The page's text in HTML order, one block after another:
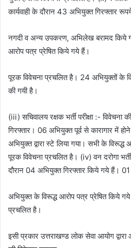
कार्यवाही के दौरान 43 अभियुक्त गिरफ्तार
नगदी व अन्य उपकरण, अभिलेख बरामद
आरोप पत्र प्रेषित किये गये हैं।
पूरक विवेचना प्रचलित है। 24 अभियुक्तों के
की गयी है।
(iii) सचिवालय रक्षक भर्ती परीक्षा :- विवेचना
गिरफ्तार। 06 अभियुक्त पूर्व से कारागार में
अभियुक्त द्वारा स्टे लिया गया। सभी के
पूरक विवेचना प्रचलित है। (iv) वन दरोगा भर्ती
दौरान 04 अभियुक्त गिरफ्तार किये गये हैं। 01
अभियुक्त के विरूद्ध आरोप पत्र प्रेषित किये
प्रचलित है।
इसी प्रकार उत्तराखण्ड लोक सेवा आयोग द्वारा